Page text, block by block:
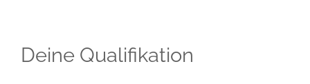
Deine Qualifikation